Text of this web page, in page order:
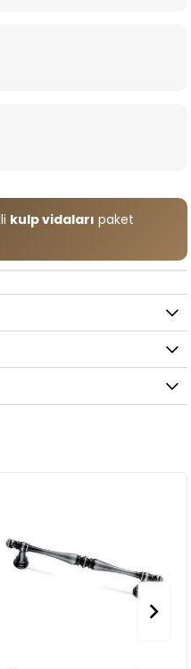
kulp vidaları paket